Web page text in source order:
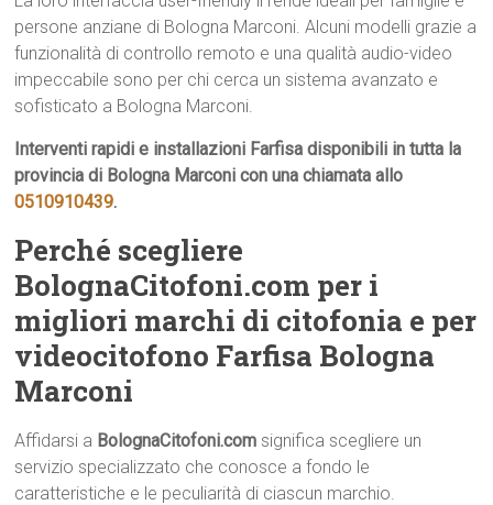
persone anziane di Bologna Marconi. Alcuni modelli grazie a
funzionalità di controllo remoto e una qualità audio-video
impeccabile sono per chi cerca un sistema avanzato e
sofisticato a Bologna Marconi.
Interventi rapidi e installazioni Farfisa disponibili in tutta la
provincia di Bologna Marconi con una chiamata allo
0510910439.
Perché scegliere
BolognaCitofoni.com per i
migliori marchi di citofonia e per
videocitofono Farfisa Bologna
Marconi
Affidarsi a BolognaCitofoni.com significa scegliere un
servizio specializzato che conosce a fondo le
caratteristiche e le peculiarità di ciascun marchio.